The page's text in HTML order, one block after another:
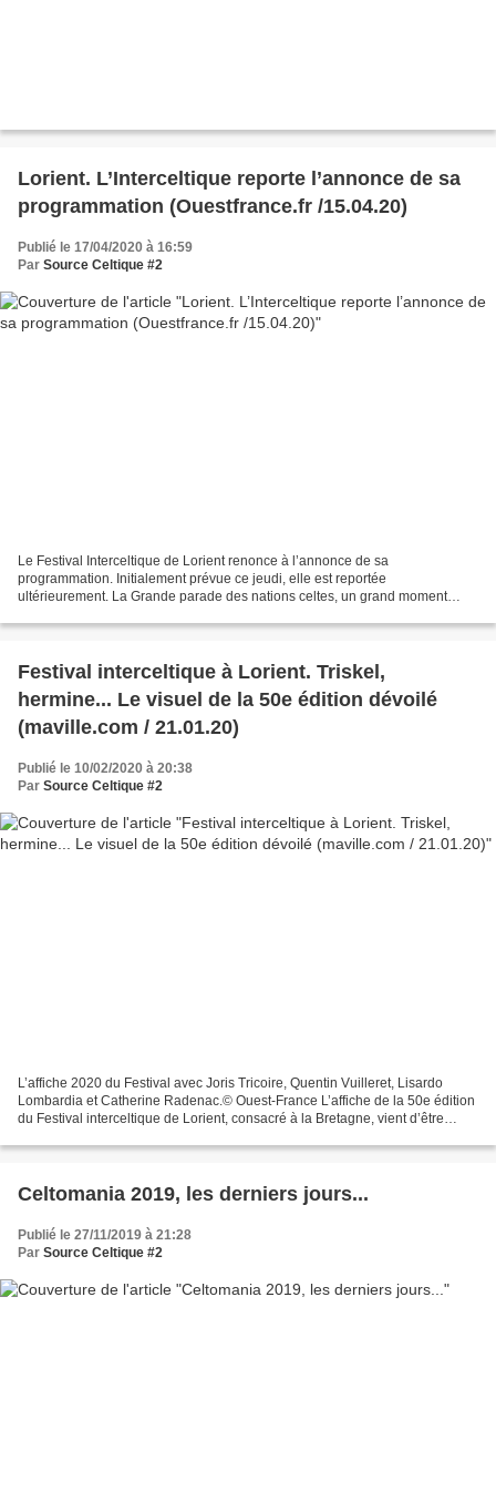
Lorient. L’Interceltique reporte l’annonce de sa
programmation (Ouestfrance.fr /15.04.20)
Publié le 17/04/2020 à 16:59
Par Source Celtique #2
Le Festival Interceltique de Lorient renonce à l’annonce de sa
programmation. Initialement prévue ce jeudi, elle est reportée
ultérieurement. La Grande parade des nations celtes, un grand moment
Festival interceltique à Lorient. Triskel,
hermine... Le visuel de la 50e édition dévoilé
(maville.com / 21.01.20)
Publié le 10/02/2020 à 20:38
Par Source Celtique #2
L’affiche 2020 du Festival avec Joris Tricoire, Quentin Vuilleret, Lisardo
Lombardia et Catherine Radenac.© Ouest-France L’affiche de la 50e édition
du Festival interceltique de Lorient, consacré à la Bretagne, vient d’être
Celtomania 2019, les derniers jours...
Publié le 27/11/2019 à 21:28
Par Source Celtique #2